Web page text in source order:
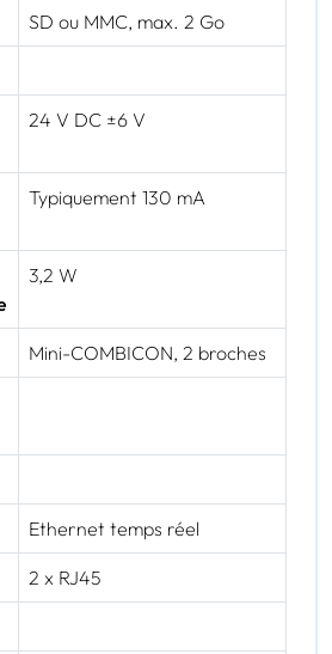
SD ou MMC, max. 2 Go
24 V DC ±6 V
Typiquement 130 mA
3,2 W
Mini-COMBICON, 2 broches
Ethernet temps réel
2 x RJ45